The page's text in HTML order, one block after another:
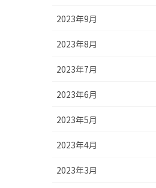
2023年9月
2023年8月
2023年7月
2023年6月
2023年5月
2023年4月
2023年3月